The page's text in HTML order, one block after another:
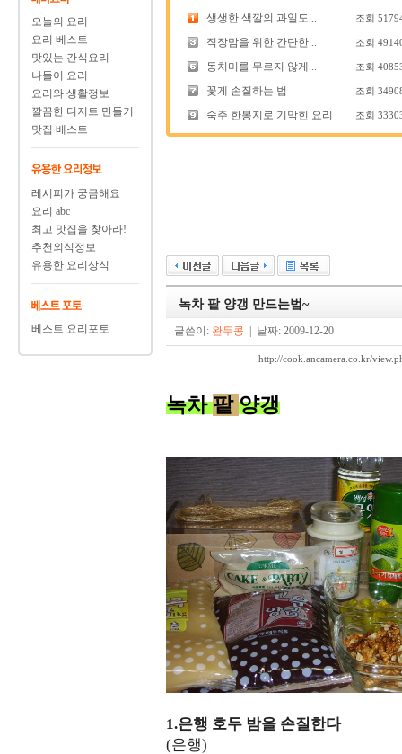
오늘의 요리
요리 베스트
맛있는 간식요리
나들이 요리
요리와 생활정보
깔끔한 디저트 만들기
맛집 베스트
레시피가 궁금해요
요리 abc
최고 맛집을 찾아라!
추천외식정보
유용한 요리상식
베스트 요리포토
생생한 색깔의 과일도... 조회
직장맘을 위한 간단한... 조회
동치미를 무르지 않게... 조회
꽃게 손질하는 법 조회
숙주 한봉지로 기막힌 요리 조회
녹차 팥 양갱 만드는법~
글쓴이: 완두콩 | 날짜: 2009-12-20
http://cook.ancamera.co.kr/
녹차팥 양갱
1.은행 호두 밤을 손질한다
(은행)